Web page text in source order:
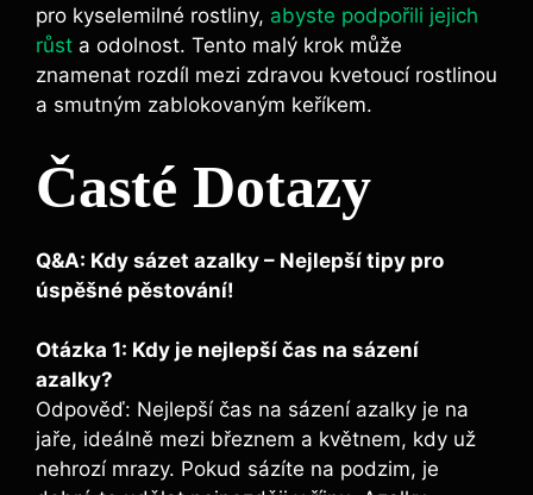
pro kyselemilné rostliny, abyste podpořili jejich
růst a odolnost. Tento malý krok může
znamenat rozdíl mezi​ zdravou kvetoucí ​rostlinou
a smutným zablokovaným keříkem.
Časté‍ Dotazy
Q&A: Kdy sázet ​azalky⁢ – ⁤Nejlepší tipy pro
úspěšné pěstování!
Otázka 1: Kdy je nejlepší čas na sázení
⁢azalky?
Odpověď:‌ Nejlepší čas na sázení ​azalky ⁤je na
jaře, ideálně mezi březnem ⁢a květnem, kdy už
‌nehrozí mrazy. ⁣Pokud sázíte na podzim, je